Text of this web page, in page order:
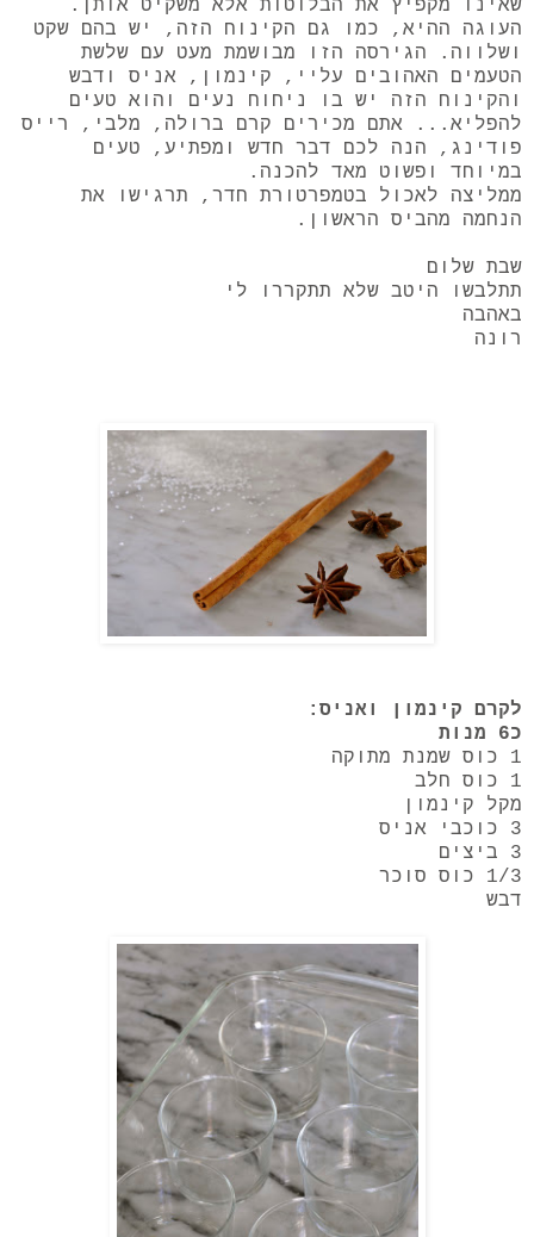
שאינו מקפיץ את הבלוטות אלא משקיט אותן.
העוגה ההיא, כמו גם הקינוח הזה, יש בהם שקט
ושלווה. הגירסה הזו מבושמת מעט עם שלשת
הטעמים האהובים עליי, קינמון, אניס ודבש
והקינוח הזה יש בו ניחוח נעים והוא טעים
להפליא... אתם מכירים קרם ברולה, מלבי, רייס
פודינג, הנה לכם דבר חדש ומפתיע, טעים
במיוחד ופשוט מאד להכנה.
ממליצה לאכול בטמפרטורת חדר, תרגישו את
הנחמה מהביס הראשון.
שבת שלום
תתלבשו היטב שלא תתקררו לי
באהבה
רונה
לקרם קינמון ואניס:
כ6 מנות
1 כוס שמנת מתוקה
1 כוס חלב
מקל קינמון
3 כוכבי אניס
3 ביצים
1/3 כוס סוכר
דבש